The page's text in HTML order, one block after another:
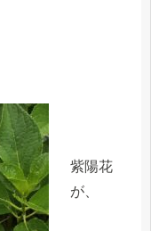
紫陽花
が、